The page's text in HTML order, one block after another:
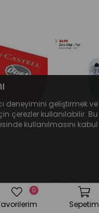
Mas Zoo
Destek Hattı
deneyimini geliştirmek ve
çerezler kullanılabilir. Bu
kullanılmasını kabul
0
Sepetim